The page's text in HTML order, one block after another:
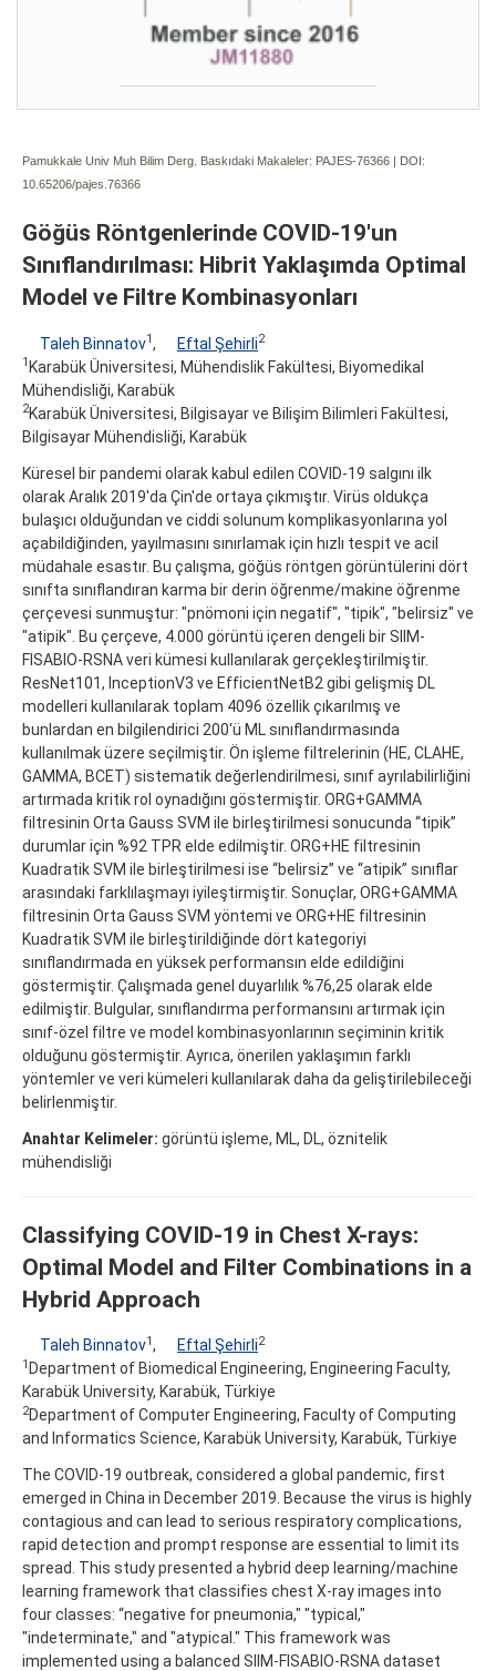
Pamukkale Univ Muh Bilim Derg. Baskıdaki Makaleler: PAJES-76366 | DOI:
10.65206/pajes.76366
Göğüs Röntgenlerinde COVID-19'un
Sınıflandırılması: Hibrit Yaklaşımda Optimal
Model ve Filtre Kombinasyonları
Taleh Binnatov1 , Eftal Şehirli2
1 Karabük Üniversitesi, Mühendislik Fakültesi, Biyomedikal
Mühendisliği, Karabük
2Karabük Üniversitesi, Bilgisayar ve Bilişim Bilimleri Fakültesi,
Bilgisayar Mühendisliği, Karabük
Küresel bir pandemi olarak kabul edilen COVID-19 salgını ilk
olarak Aralık 2019'da Çin'de ortaya çıkmıştır. Virüs oldukça
bulaşıcı olduğundan ve ciddi solunum komplikasyonlarına yol
açabildiğinden, yayılmasını sınırlamak için hızlı tespit ve acil
müdahale esastır. Bu çalışma, göğüs röntgen görüntülerini dört
sınıfta sınıflandıran karma bir derin öğrenme/makine öğrenme
çerçevesi sunmuştur: "pnömoni için negatif", "tipik", "belirsiz" ve
"atipik". Bu çerçeve, 4.000 görüntü içeren dengeli bir SIIM-
FISABIO-RSNA veri kümesi kullanılarak gerçekleştirilmiştir.
ResNet101, InceptionV3 ve EfficientNetB2 gibi gelişmiş DL
modelleri kullanılarak toplam 4096 özellik çıkarılmış ve
bunlardan en bilgilendirici 200'ü ML sınıflandırmasında
kullanılmak üzere seçilmiştir. Ön işleme filtrelerinin (HE, CLAHE,
GAMMA, BCET) sistematik değerlendirilmesi, sınıf ayrılabilirliğini
artırmada kritik rol oynadığını göstermiştir. ORG+GAMMA
filtresinin Orta Gauss SVM ile birleştirilmesi sonucunda “tipik”
durumlar için %92 TPR elde edilmiştir. ORG+HE filtresinin
Kuadratik SVM ile birleştirilmesi ise “belirsiz” ve “atipik” sınıflar
arasındaki farklılaşmayı iyileştirmiştir. Sonuçlar, ORG+GAMMA
filtresinin Orta Gauss SVM yöntemi ve ORG+HE filtresinin
Kuadratik SVM ile birleştirildiğinde dört kategoriyi
sınıflandırmada en yüksek performansın elde edildiğini
göstermiştir. Çalışmada genel duyarlılık %76,25 olarak elde
edilmiştir. Bulgular, sınıflandırma performansını artırmak için
sınıf-özel filtre ve model kombinasyonlarının seçiminin kritik
olduğunu göstermiştir. Ayrıca, önerilen yaklaşımın farklı
yöntemler ve veri kümeleri kullanılarak daha da geliştirilebileceği
belirlenmiştir.
Anahtar Kelimeler: görüntü işleme, ML, DL, öznitelik
mühendisliği
Classifying COVID-19 in Chest X-rays:
Optimal Model and Filter Combinations in a
Hybrid Approach
Taleh Binnatov1, Eftal Şehirli2
1 Department of Biomedical Engineering, Engineering Faculty,
Karabük University, Karabük, Türkiye
2Department of Computer Engineering, Faculty of Computing
and Informatics Science, Karabük University, Karabük, Türkiye
The COVID-19 outbreak, considered a global pandemic, first
emerged in China in December 2019. Because the virus is highly
contagious and can lead to serious respiratory complications,
rapid detection and prompt response are essential to limit its
spread. This study presented a hybrid deep learning/machine
learning framework that classifies chest X-ray images into
four classes: “negative for pneumonia," "typical,"
"indeterminate," and "atypical." This framework was
implemented using a balanced SIIM-FISABIO-RSNA dataset